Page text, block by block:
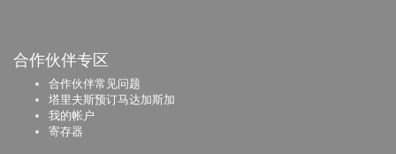
合作伙伴专区
合作伙伴常见问题
塔里夫斯预订马达加斯加
我的帐户
寄存器